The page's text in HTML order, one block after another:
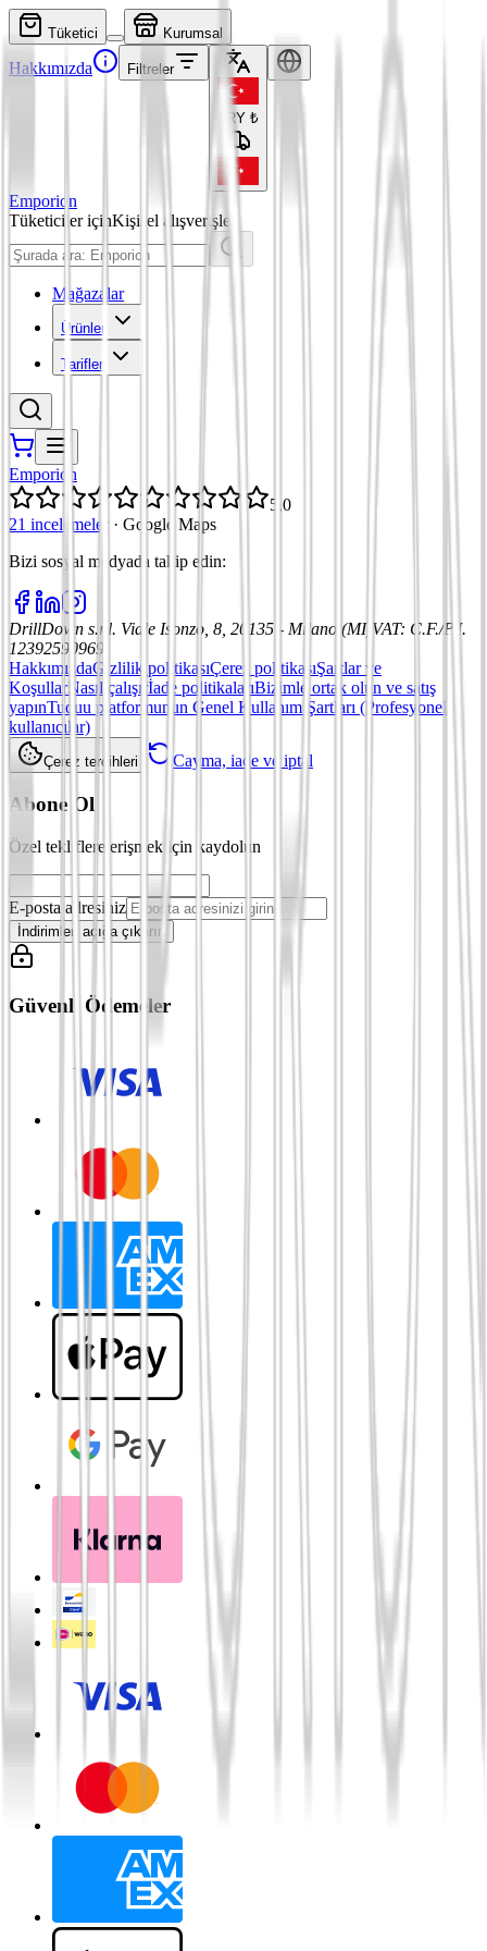
Tüketici Kurumsal
Hakkımızda Filtreler
TRY ₺
Emporion
Tüketiciler içinKişisel alışverişler
Mağazalar
Ürünler
Tarifler
Emporion
5,0
21 incelemeler
· Google Maps
Bizi sosyal medyada takip edin:
DrillDown s.r.l. Viale Isonzo, 8, 20135 - Milano (MI) VAT: C.F./P.I.
12392590969
HakkımızdaGizlilik politikasıÇerez politikasıŞartlar ve
KoşullarNasıl çalışırİade politikalarıBizimle ortak olun ve satış
yapınTuduu platformunun Genel Kullanım Şartları (Profesyonel
kullanıcılar)
Çerez tercihleri Cayma, iade ve iptal
Abone Ol
Özel tekliflere erişmek için kaydolun
E-posta adresiniz
İndirimleri açığa çıkarın
Güvenli Ödemeler